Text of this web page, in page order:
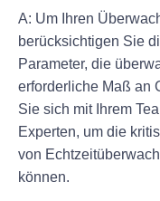
A: Um Ihren
berücksichtigen Sie
Parameter, die
erforderliche Maß an
Sie sich mit Ihrem
Experten, um die
von
können.